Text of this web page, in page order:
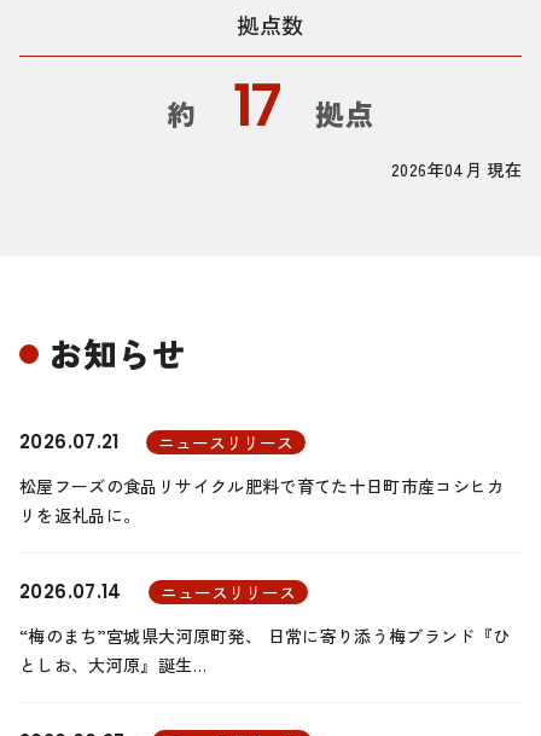
拠点数
約 17 拠点
2026年04月 現在
お知らせ
2026.07.21
ニュースリリース
松屋フーズの食品リサイクル肥料で育てた十日町市産コシヒカ
リを返礼品に。
2026.07.14
ニュースリリース
“梅のまち”宮城県大河原町発、 日常に寄り添う梅ブランド『ひ
としお、大河原』誕生…